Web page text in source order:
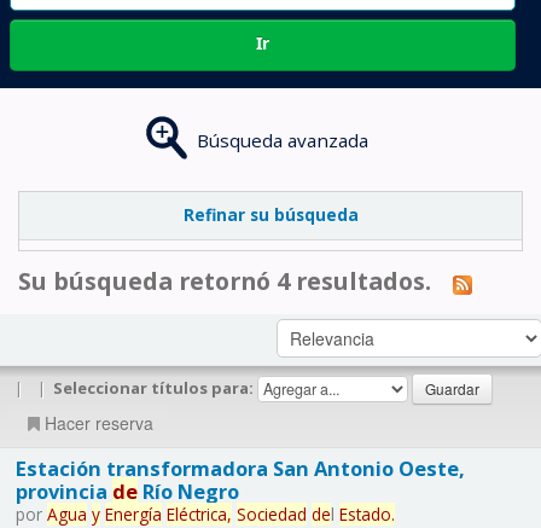
Ir
Búsqueda avanzada
Refinar su búsqueda
Su búsqueda retornó 4 resultados.
| | Seleccionar títulos para:
Hacer reserva
Estación transformadora San Antonio Oeste,
provincia deRío Negro
por Agua y Energía Eléctrica, Sociedad del Estado.